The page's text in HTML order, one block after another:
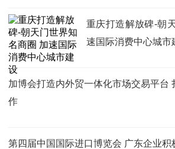
重庆打造解放碑-朝
速国际消费中心城市
加博会打造内外贸一体化市场交易平台
作
第四届中国国际进口博览会 广东企业积